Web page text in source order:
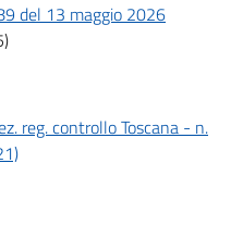
del 13 maggio 2026
reg. controllo Toscana - n.